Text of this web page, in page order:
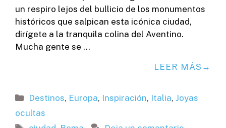
un respiro lejos del bullicio de los monumentos
históricos que salpican esta icónica ciudad,
dirígete a la tranquila colina del Aventino.
Mucha gente se …
LEER MÁS
Categorías
Destinos, Europa, Inspiración, Italia, Joyas
ocultas
Etiquetas